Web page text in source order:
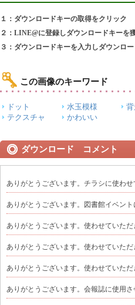
１：ダウンロードキーの取得をクリック
２：LINE@に登録しダウンロードキーを
３：ダウンロードキーを入力しダウンロ
この画像のキーワード
ドット 水玉模様
テクスチャ
かわいい
ダウンロード コメント
ありがとうございます。チラシに使わせ
ありがとうございます。図書館イベン
ありがとうございます。使わせていただ
ありがとうございます。使わせていただ
ありがとうございます。使わせていただ
ありがとうございます。会報誌に使用さ